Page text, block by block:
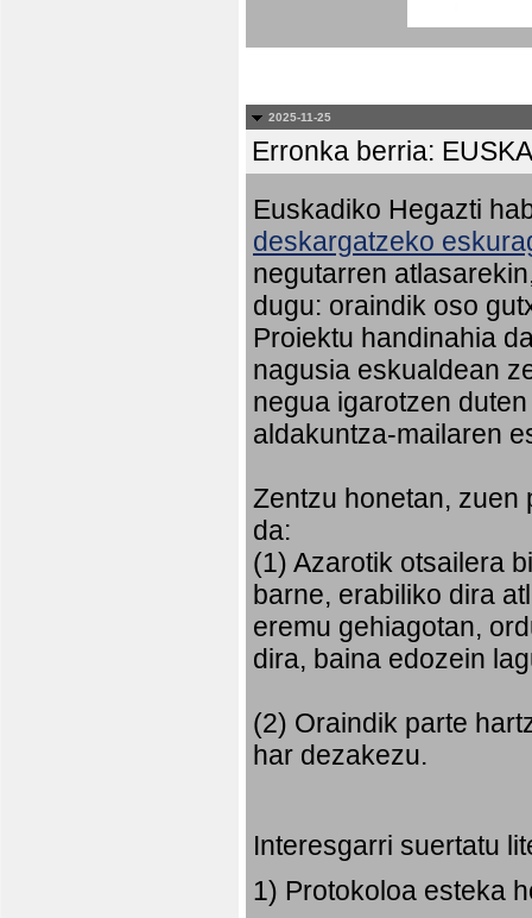
2025-11-25
Erronka berria:
Euskadiko Hegazti
deskargatzeko
negutarren
dugu: oraindik oso
Proiektu handinahia
nagusia eskualdean
negua igarotzen
aldakuntza-mailaren
Zentzu honetan, zuen
da:
(1) Azarotik otsailera
barne, erabiliko dira
eremu gehiagotan,
dira, baina edozein
(2) Oraindik parte
har dezakezu.
Interesgarri suertatu
1) Protokoloa esteka